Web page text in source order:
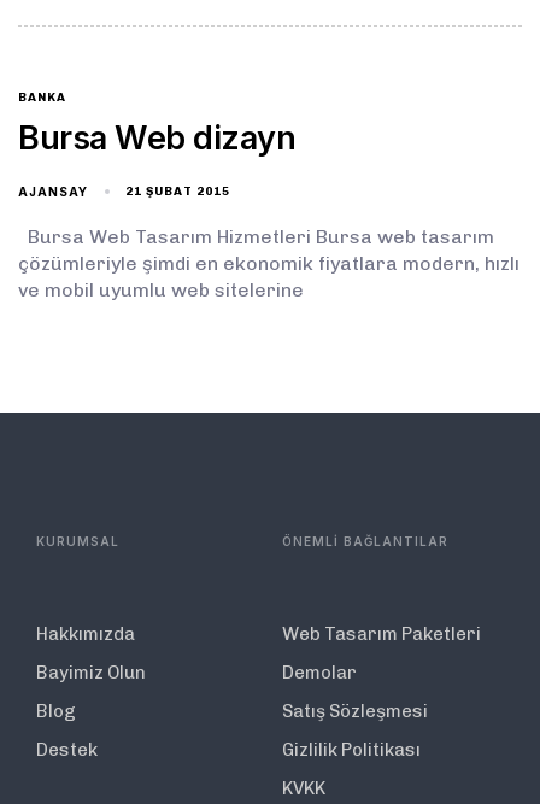
BANKA
Bursa Web dizayn
AJANSAY 21 ŞUBAT 2015
Bursa Web Tasarım Hizmetleri Bursa web tasarım
çözümleriyle şimdi en ekonomik fiyatlara modern, hızlı
ve mobil uyumlu web sitelerine
KURUMSAL
Hakkımızda
Bayimiz Olun
Blog
Destek
ÖNEMLİ BAĞLANTILAR
Web Tasarım Paketleri
Demolar
Satış Sözleşmesi
Gizlilik Politikası
KVKK